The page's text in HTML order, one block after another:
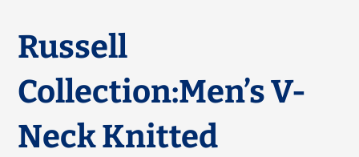
Russell
Collection:Men’s V-
Neck Knitted